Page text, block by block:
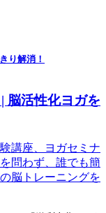
り解消！
脳活性化ヨガを
講座、ヨガセミナ
問わず、誰でも簡
脳トレーニングを